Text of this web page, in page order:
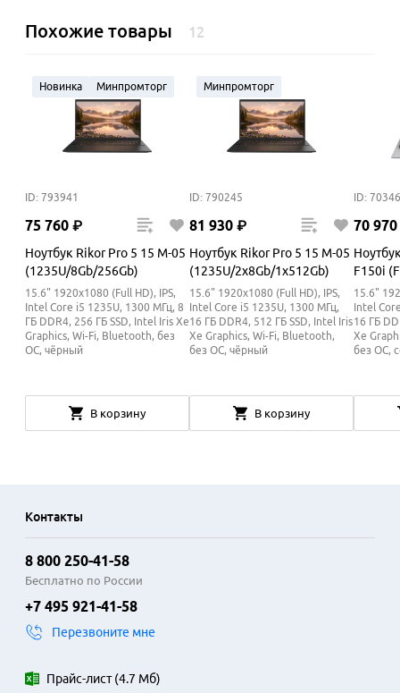
Похожие товары 12
Новинка Минпромторг
ID: 793941
75 760 ₽
Ноутбук Rikor Pro 5 15 M-05
(1235U/8Gb/256Gb)
15.6" 1920x1080 (Full HD), IPS,
Intel Core i5 1235U, 1300 МГц, 8
ГБ DDR4, 256 ГБ SSD, Intel Iris Xe
Graphics, Wi-Fi, Bluetooth, без
ОС, чёрный
В корзину
Минпромторг
ID: 790245
81 930 ₽
Ноутбук Rikor Pro 5 15 M-05
(1235U/2x8Gb/1x512Gb)
15.6" 1920x1080 (Full HD), IPS,
Intel Core i5 1235U, 1300 МГц,
16 ГБ DDR4, 512 ГБ SSD, Intel Iris
Xe Graphics, Wi-Fi, Bluetooth,
без ОС, чёрный
В корзину
ID:
70 970
F150i
15.6"
Intel
16 ГБ
Xe
без ОС,
Контакты
8 800 250-41-58
Бесплатно по России
+7 495 921-41-58
Перезвоните мне
Прайс-лист(4.7 Мб)